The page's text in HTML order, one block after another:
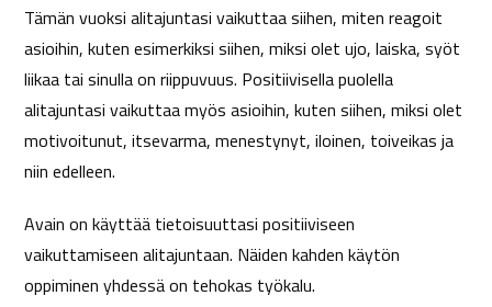
Tämän vuoksi alitajuntasi vaikuttaa siihen, miten reagoit
asioihin, kuten esimerkiksi siihen, miksi olet ujo, laiska, syöt
liikaa tai sinulla on riippuvuus. Positiivisella puolella
alitajuntasi vaikuttaa myös asioihin, kuten siihen, miksi olet
motivoitunut, itsevarma, menestynyt, iloinen, toiveikas ja
niin edelleen.
Avain on käyttää tietoisuuttasi positiiviseen
vaikuttamiseen alitajuntaan. Näiden kahden käytön
oppiminen yhdessä on tehokas työkalu.